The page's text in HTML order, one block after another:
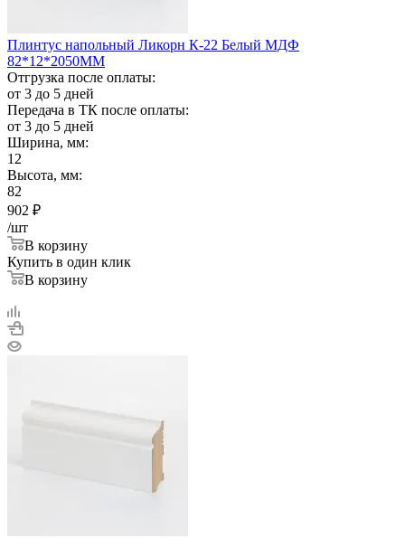
Плинтус напольный Ликорн К-22 Белый МДФ
82*12*2050ММ
Отгрузка после оплаты:
от 3 до 5 дней
Передача в ТК после оплаты:
от 3 до 5 дней
Ширина, мм:
12
Высота, мм:
82
902 ₽
/шт
В корзину
Купить в один клик
В корзину